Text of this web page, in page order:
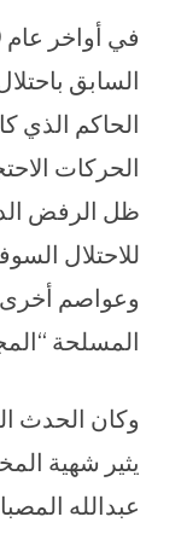
السابق
الحاكم الذي
الحركات
ظل الرفض
للاحتلال
وعواصم
المسلحة
وكان الحدث
يثير شهية
عبدالله